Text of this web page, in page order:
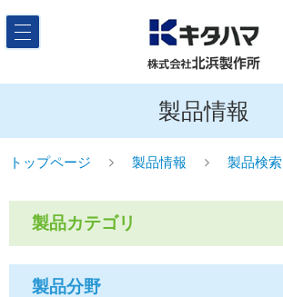
製品情報
トップページ 製品情報 製品検索
製品カテゴリ
製品分野